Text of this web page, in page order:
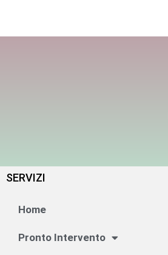
SERVIZI
Home
Pronto Intervento